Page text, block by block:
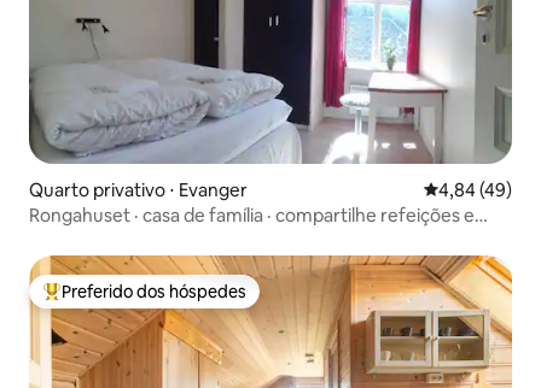
Quarto privativo ⋅ Evanger 4,84 de uma
4,84 (49)
Rongahuset · casa de família · compartilhe refeições e
Entre os melhores preferidos dos hóspedes
Preferido dos hóspedes